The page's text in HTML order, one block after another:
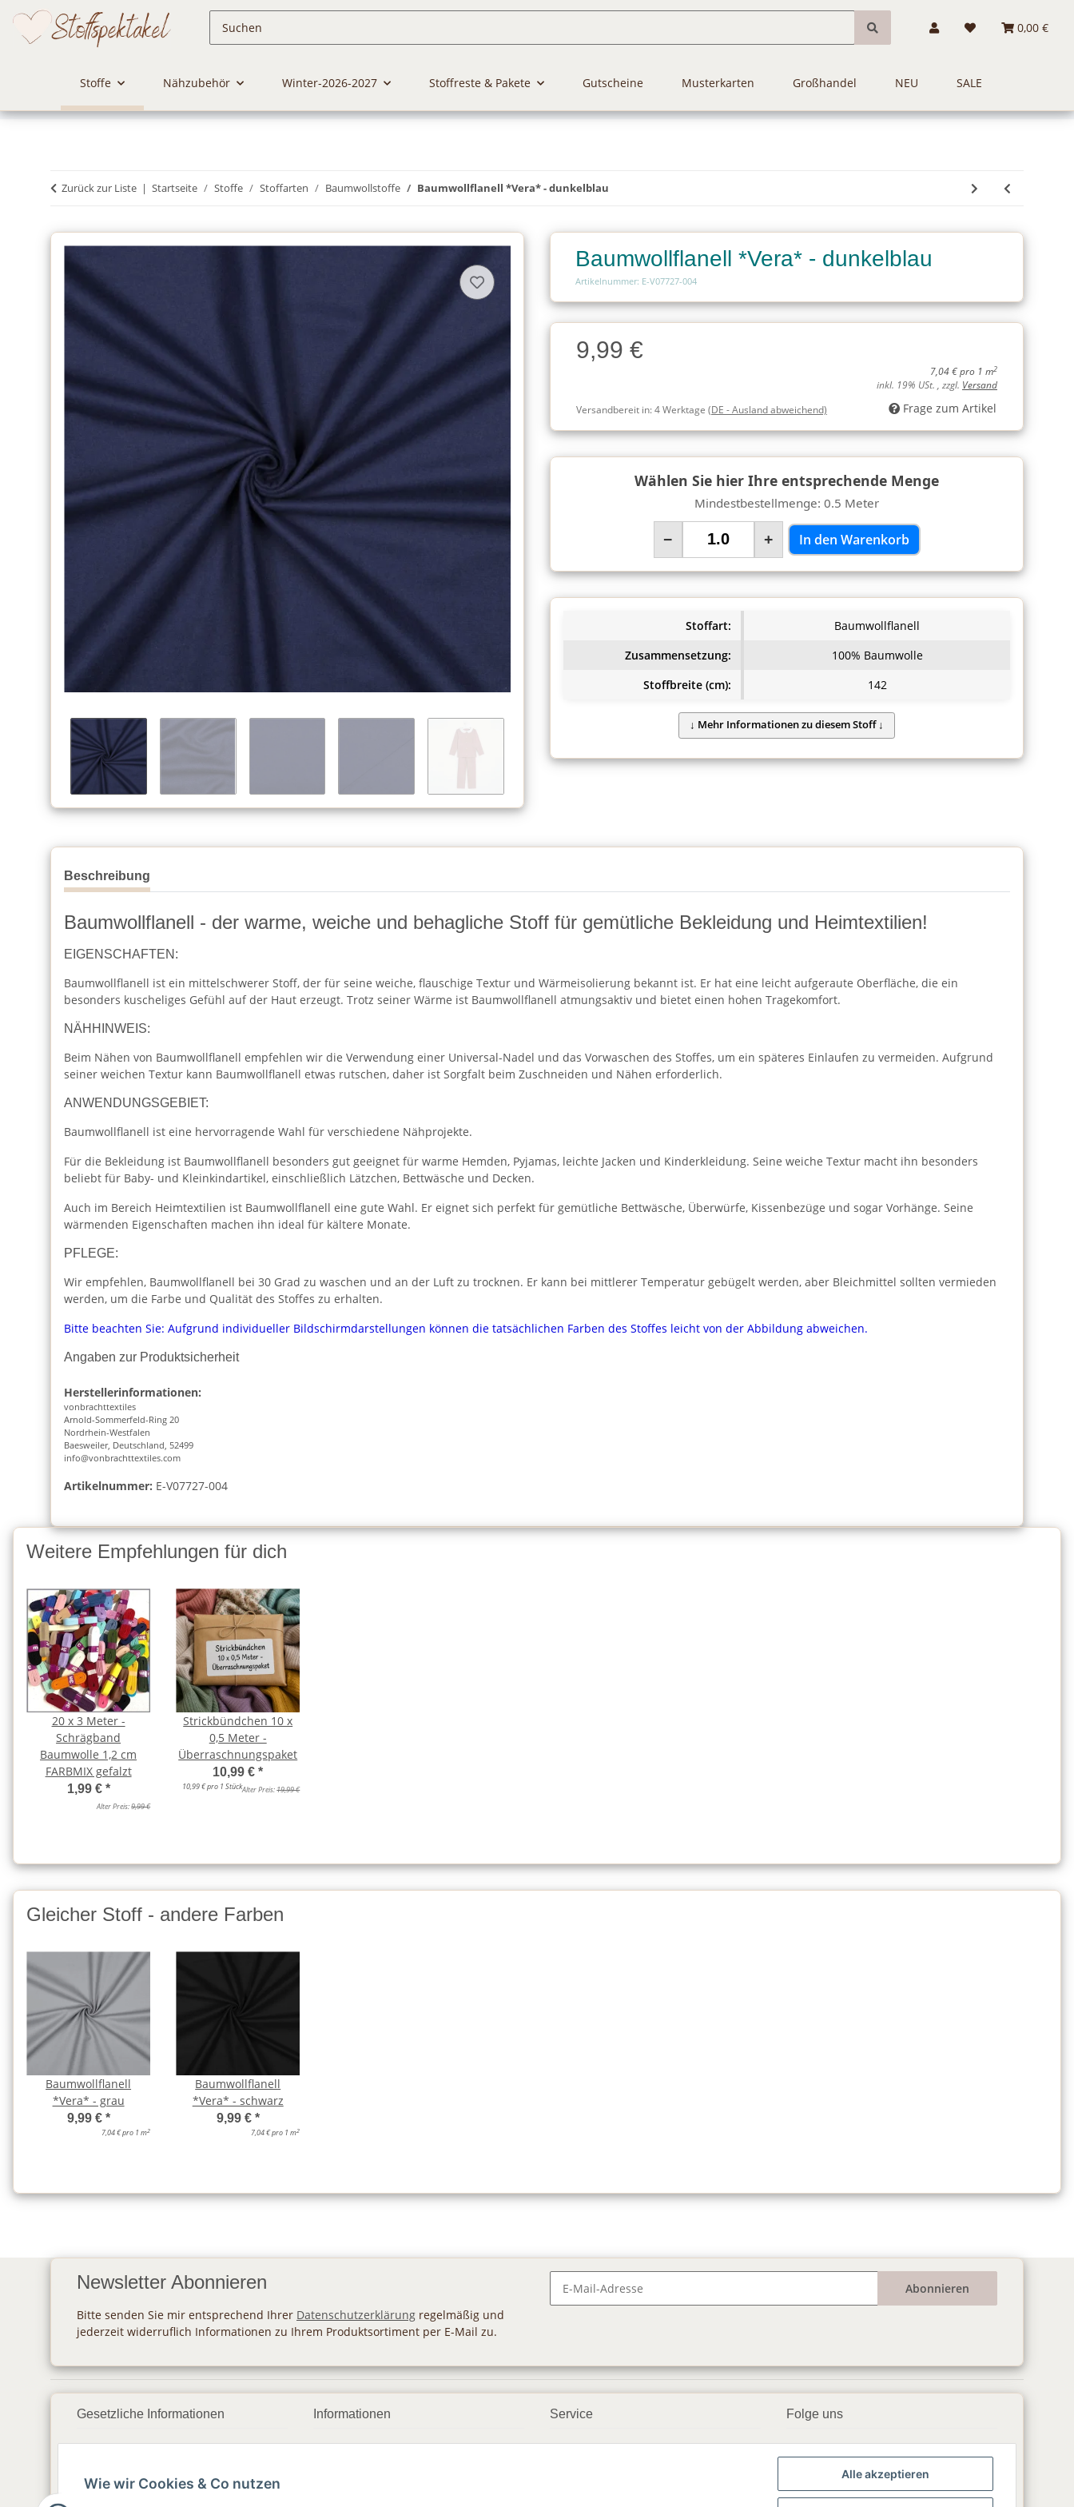
0,00 €
Stoffe Nähzubehör Winter-2026-2027 Stoffreste & Pakete Gutscheine Musterkarten Großhandel NEU SALE
Zurück zur Liste Startseite Stoffe Stoffarten Baumwollstoffe Baumwollflanell *Vera* - dunkelblau
Baumwollflanell *Vera* - dunkelblau
Artikelnummer: E-V07727-004
Charge
Charge9,99 €
7,04 € pro 1 m2
inkl. 19% USt. , zzgl. Versand
Versandbereit in:4 Werktage (DE - Ausland abweichend) Frage zum Artikel
Wählen Sie hier Ihre entsprechende Menge
Mindestbestellmenge: 0.5 Meter
− + In den Warenkorb
Stoffart:
Baumwollflanell
Zusammensetzung:
100% Baumwolle
Stoffbreite (cm):
142
Beschreibung
Baumwollflanell - der warme, weiche und behagliche Stoff für gemütliche Bekleidung und Heimtextilien!
EIGENSCHAFTEN:
Baumwollflanell ist ein mittelschwerer Stoff, der für seine weiche, flauschige Textur und Wärmeisolierung bekannt ist. Er hat eine leicht aufgeraute Oberfläche, die ein
besonders kuscheliges Gefühl auf der Haut erzeugt. Trotz seiner Wärme ist Baumwollflanell atmungsaktiv und bietet einen hohen Tragekomfort.
NÄHHINWEIS:
Beim Nähen von Baumwollflanell empfehlen wir die Verwendung einer Universal-Nadel und das Vorwaschen des Stoffes, um ein späteres Einlaufen zu vermeiden. Aufgrund
seiner weichen Textur kann Baumwollflanell etwas rutschen, daher ist Sorgfalt beim Zuschneiden und Nähen erforderlich.
ANWENDUNGSGEBIET:
Baumwollflanell ist eine hervorragende Wahl für verschiedene Nähprojekte.
Für die Bekleidung ist Baumwollflanell besonders gut geeignet für warme Hemden, Pyjamas, leichte Jacken und Kinderkleidung. Seine weiche Textur macht ihn besonders
beliebt für Baby- und Kleinkindartikel, einschließlich Lätzchen, Bettwäsche und Decken.
Auch im Bereich Heimtextilien ist Baumwollflanell eine gute Wahl. Er eignet sich perfekt für gemütliche Bettwäsche, Überwürfe, Kissenbezüge und sogar Vorhänge. Seine
wärmenden Eigenschaften machen ihn ideal für kältere Monate.
PFLEGE:
Wir empfehlen, Baumwollflanell bei 30 Grad zu waschen und an der Luft zu trocknen. Er kann bei mittlerer Temperatur gebügelt werden, aber Bleichmittel sollten vermieden
werden, um die Farbe und Qualität des Stoffes zu erhalten.
Bitte beachten Sie: Aufgrund individueller Bildschirmdarstellungen können die tatsächlichen Farben des Stoffes leicht von der Abbildung abweichen.
Angaben zur Produktsicherheit
Herstellerinformationen:
vonbrachttextiles
Arnold-Sommerfeld-Ring 20
Nordrhein-Westfalen
Baesweiler, Deutschland, 52499
info@vonbrachttextiles.com
Artikelnummer: E-V07727-004
Weitere Empfehlungen für dich
20 x 3 Meter -
Schrägband
Baumwolle 1,2 cm
FARBMIX gefalzt
1,99 € *
Alter Preis:9,99 €
Strickbündchen 10 x
0,5 Meter -
Überraschnungspaket
10,99 €*
10,99 € pro 1 StückAlter Preis:19,99 €
Gleicher Stoff - andere Farben
Baumwollflanell
*Vera* - grau
9,99 € *
7,04 € pro 1 m2
Baumwollflanell
*Vera* - schwarz
9,99 € *
7,04 € pro 1 m2
Newsletter Abonnieren
Bitte senden Sie mir entsprechend Ihrer Datenschutzerklärung regelmäßig und
jederzeit widerruflich Informationen zu Ihrem Produktsortiment per E-Mail zu.
Abonnieren
Gesetzliche Informationen
AGB
Informationen Service Folge uns
▶️ YouTube
Wie wir Cookies & Co nutzen
Alle akzeptieren